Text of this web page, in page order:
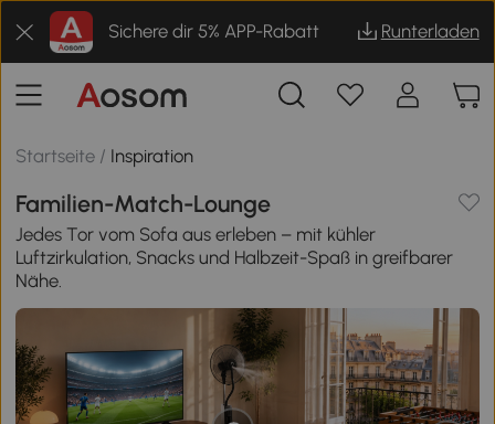
Sichere dir 5% APP-Rabatt Runterladen
Startseite / Inspiration
Familien-Match-Lounge
Jedes Tor vom Sofa aus erleben – mit kühler
Luftzirkulation, Snacks und Halbzeit-Spaß in greifbarer
Nähe.